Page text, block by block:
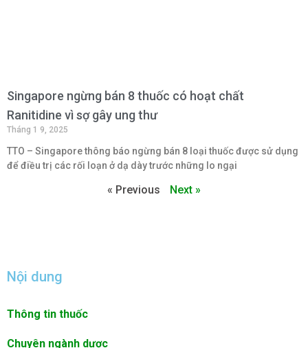
Singapore ngừng bán 8 thuốc có hoạt chất
Ranitidine vì sợ gây ung thư
Tháng 1 9, 2025
TTO – Singapore thông báo ngừng bán 8 loại thuốc được sử dụng
để điều trị các rối loạn ở dạ dày trước những lo ngại
« Previous Next »
Nội dung
Thông tin thuốc
Chuyên ngành dược